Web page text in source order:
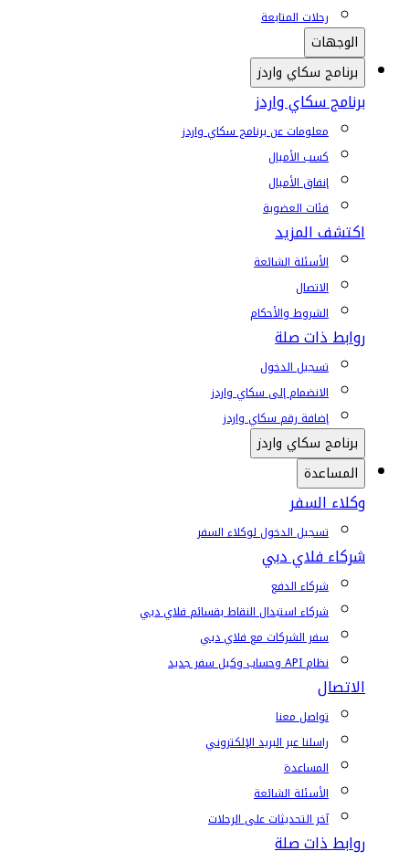
رحلات المتابعة
الوجهات
برنامج سكاي واردز
برنامج سكاي واردز
معلومات عن برنامج سكاي واردز
كسب الأميال
إنفاق الأميال
فئات العضوية
اكتشف المزيد
الأسئلة الشائعة
الاتصال
الشروط والأحكام
روابط ذات صلة
تسجيل الدخول
الانضمام إلى سكاي واردز
إضافة رقم سكاي واردز
برنامج سكاي واردز
المساعدة
وكلاء السفر
تسجيل الدخول لوكلاء السفر
شركاء فلاي دبي
شركاء الدفع
شركاء استبدال النقاط بقسائم فلاي دبي
سفر الشركات مع فلاي دبي
نظام API وحساب وكيل سفر جديد
الاتصال
تواصل معنا
راسلنا عبر البريد الإلكتروني
المساعدة
الأسئلة الشائعة
آخر التحديثات على الرحلات
روابط ذات صلة